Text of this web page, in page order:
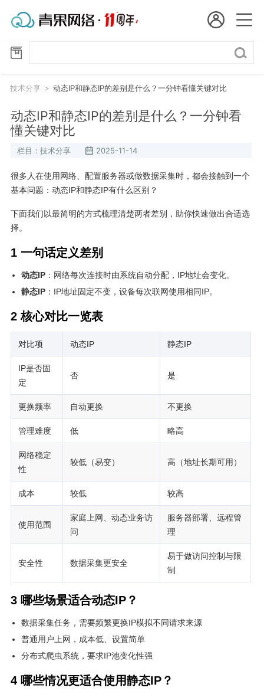
国
代
理
短效代理
隧道代理
独享代理
长效代理
会员名：
订单管理
进入控制台
退出
技术分享 > 动态IP和静态IP的差别是什么？一分钟看懂关键对比
动态IP和静态IP的差别是什么？一分钟看
懂关键对比
栏目：技术分享 2025-11-14
很多人在使用网络、配置服务器或做数据采集时，都会接触到一个
基本问题：动态IP和静态IP有什么区别？
下面我们以最简明的方式梳理清楚两者差别，助你快速做出合适选
择。
1 一句话定义差别
动态IP：网络每次连接时由系统自动分配，IP地址会变化。
静态IP：IP地址固定不变，设备每次联网使用相同IP。
2 核心对比一览表
对比项 动态IP 静态IP
IP是否固
定
否 是
更换频率 自动更换 不更换
管理难度 低 略高
网络稳定
性
较低（易变） 高（地址长期可用）
成本 较低 较高
使用范围
家庭上网、动态业务访
问
服务器部署、远程管
理
安全性 数据采集更安全
易于做访问控制与限
制
3 哪些场景适合动态IP？
数据采集任务，需要频繁更换IP模拟不同请求来源
普通用户上网，成本低、设置简单
分布式爬虫系统，要求IP池变化性强
4 哪些情况更适合使用静态IP？
技
术
享